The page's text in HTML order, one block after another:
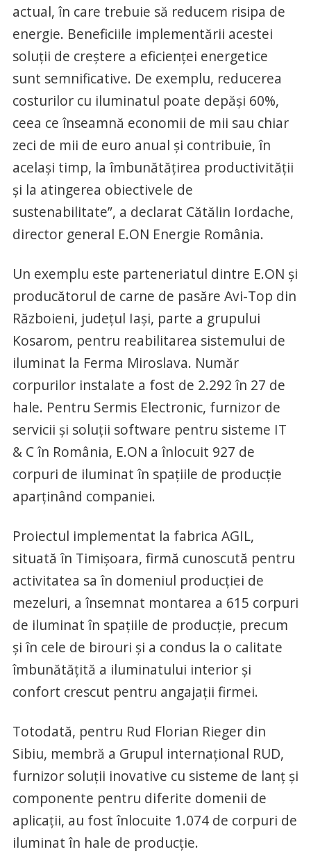
actual, în care trebuie să reducem risipa de
energie. Beneficiile implementării acestei
soluţii de creştere a eficienţei energetice
sunt semnificative. De exemplu, reducerea
costurilor cu iluminatul poate depăşi 60%,
ceea ce înseamnă economii de mii sau chiar
zeci de mii de euro anual şi contribuie, în
acelaşi timp, la îmbunătăţirea productivităţii
şi la atingerea obiectivele de
sustenabilitate”, a declarat Cătălin Iordache,
director general E.ON Energie România.
Un exemplu este parteneriatul dintre E.ON şi
producătorul de carne de pasăre Avi-Top din
Războieni, judeţul Iaşi, parte a grupului
Kosarom, pentru reabilitarea sistemului de
iluminat la Ferma Miroslava. Număr
corpurilor instalate a fost de 2.292 în 27 de
hale. Pentru Sermis Electronic, furnizor de
servicii şi soluţii software pentru sisteme IT
& C în România, E.ON a înlocuit 927 de
corpuri de iluminat în spaţiile de producţie
aparţinând companiei.
Proiectul implementat la fabrica AGIL,
situată în Timişoara, firmă cunoscută pentru
activitatea sa în domeniul producţiei de
mezeluri, a însemnat montarea a 615 corpuri
de iluminat în spaţiile de producţie, precum
şi în cele de birouri şi a condus la o calitate
îmbunătăţită a iluminatului interior şi
confort crescut pentru angajaţii firmei.
Totodată, pentru Rud Florian Rieger din
Sibiu, membră a Grupul internaţional RUD,
furnizor soluţii inovative cu sisteme de lanţ şi
componente pentru diferite domenii de
aplicaţii, au fost înlocuite 1.074 de corpuri de
iluminat în hale de producţie.